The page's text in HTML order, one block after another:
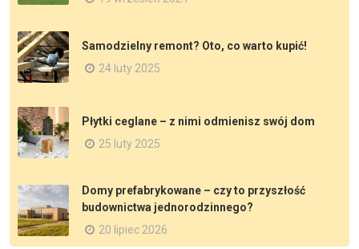
Samodzielny remont? Oto, co warto kupić!
24 luty 2025
Płytki ceglane – z nimi odmienisz swój dom
25 luty 2025
Domy prefabrykowane – czy to przyszłość
budownictwa jednorodzinnego?
20 lipiec 2026